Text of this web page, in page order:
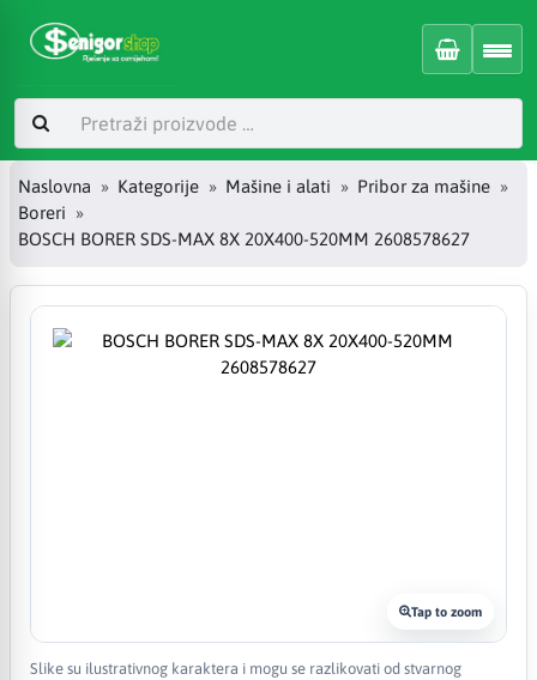
Naslovna Kategorije Mašine i alati
Pribor za mašine
Boreri
BOSCH BORER SDS-MAX 8X 20X400-520MM 2608578627
Tap to zoom
Slike su ilustrativnog karaktera i mogu se razlikovati od stvarnog